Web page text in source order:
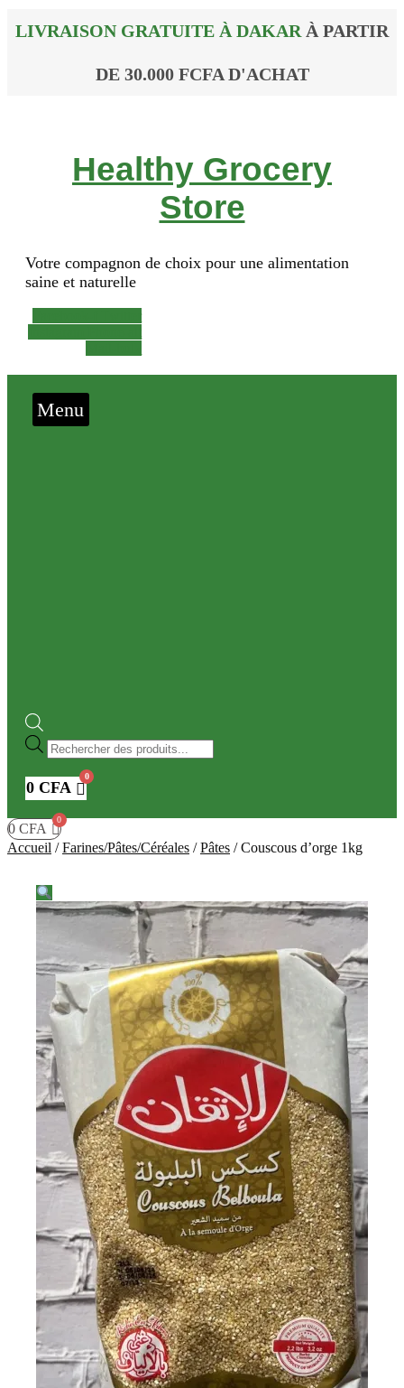
LIVRAISON GRATUITE À DAKAR À PARTIR
DE 30.000 FCFA D'ACHAT
Healthy Grocery
Store
Votre compagnon de choix pour une alimentation
saine et naturelle
Twitter
Menu
Recherche
de
produits
0 CFA
0 CFA
Accueil /Farines/Pâtes/Céréales /Pâtes /Couscous d’orge 1kg